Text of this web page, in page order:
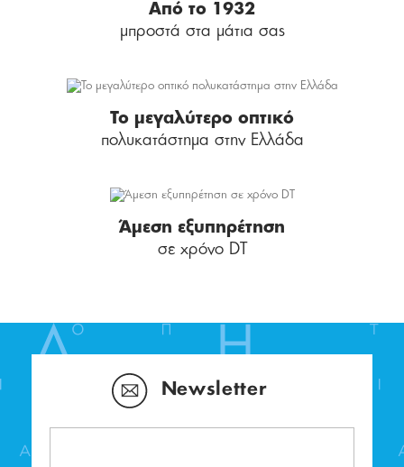
Από το 1932
μπροστά στα μάτια σας
Το μεγαλύτερο οπτικό
πολυκατάστημα στην Ελλάδα
Άμεση εξυπηρέτηση
σε χρόνο DT
Newsletter